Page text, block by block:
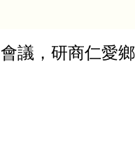
議，研商仁愛